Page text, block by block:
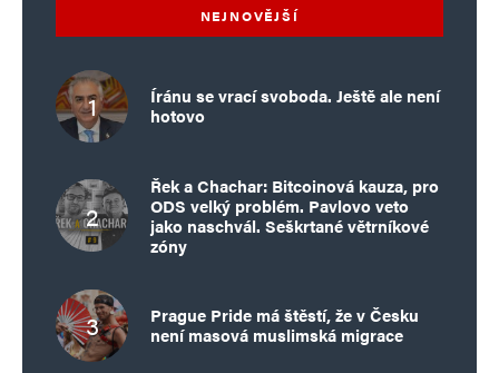
NEJNOVĚJŠÍ
Íránu se vrací svoboda. Ještě ale není
hotovo
Řek a Chachar: Bitcoinová kauza, pro
ODS velký problém. Pavlovo veto
jako naschvál. Seškrtané větrníkové
zóny
Prague Pride má štěstí, že v Česku
není masová muslimská migrace